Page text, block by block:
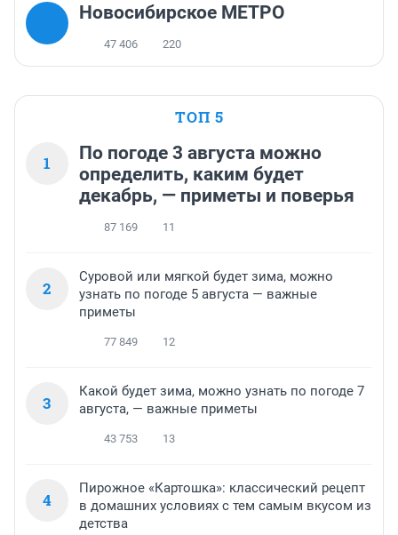
Новосибирское МЕТРО
47 406 220
ТОП 5
1
По погоде 3 августа можно
определить, каким будет
декабрь, — приметы и поверья
87 169 11
2
Суровой или мягкой будет зима, можно
узнать по погоде 5 августа — важные
приметы
77 849 12
3
Какой будет зима, можно узнать по погоде 7
августа, — важные приметы
43 753 13
4
Пирожное «Картошка»: классический рецепт
в домашних условиях с тем самым вкусом из
детства